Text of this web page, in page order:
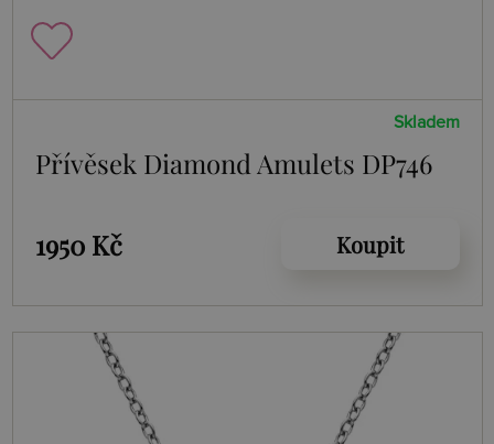
Skladem
Přívěsek Diamond Amulets DP746
1950 Kč Koupit